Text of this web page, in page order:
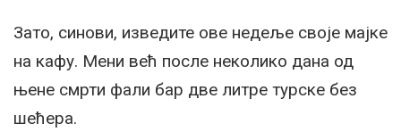
Зато, синови, изведите ове недеље своје мајке
на кафу. Мени већ после неколико дана од
њене смрти фали бар две литре турске без
шећера.